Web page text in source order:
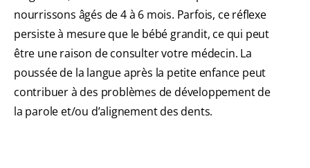
nourrissons âgés de 4 à 6 mois. Parfois, ce réflexe
persiste à mesure que le bébé grandit, ce qui peut
être une raison de consulter votre médecin. La
poussée de la langue après la petite enfance peut
contribuer à des problèmes de développement de
la parole et/ou d’alignement des dents.